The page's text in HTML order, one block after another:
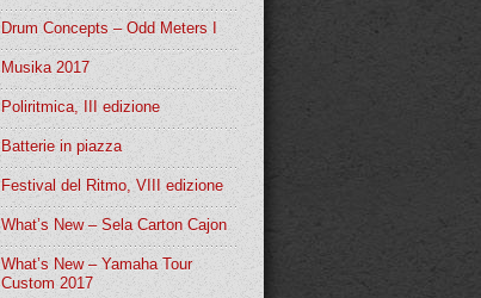
Drum Concepts – Odd Meters I
Musika 2017
Poliritmica, III edizione
Batterie in piazza
Festival del Ritmo, VIII edizione
What’s New – Sela Carton Cajon
What’s New – Yamaha Tour
Custom 2017